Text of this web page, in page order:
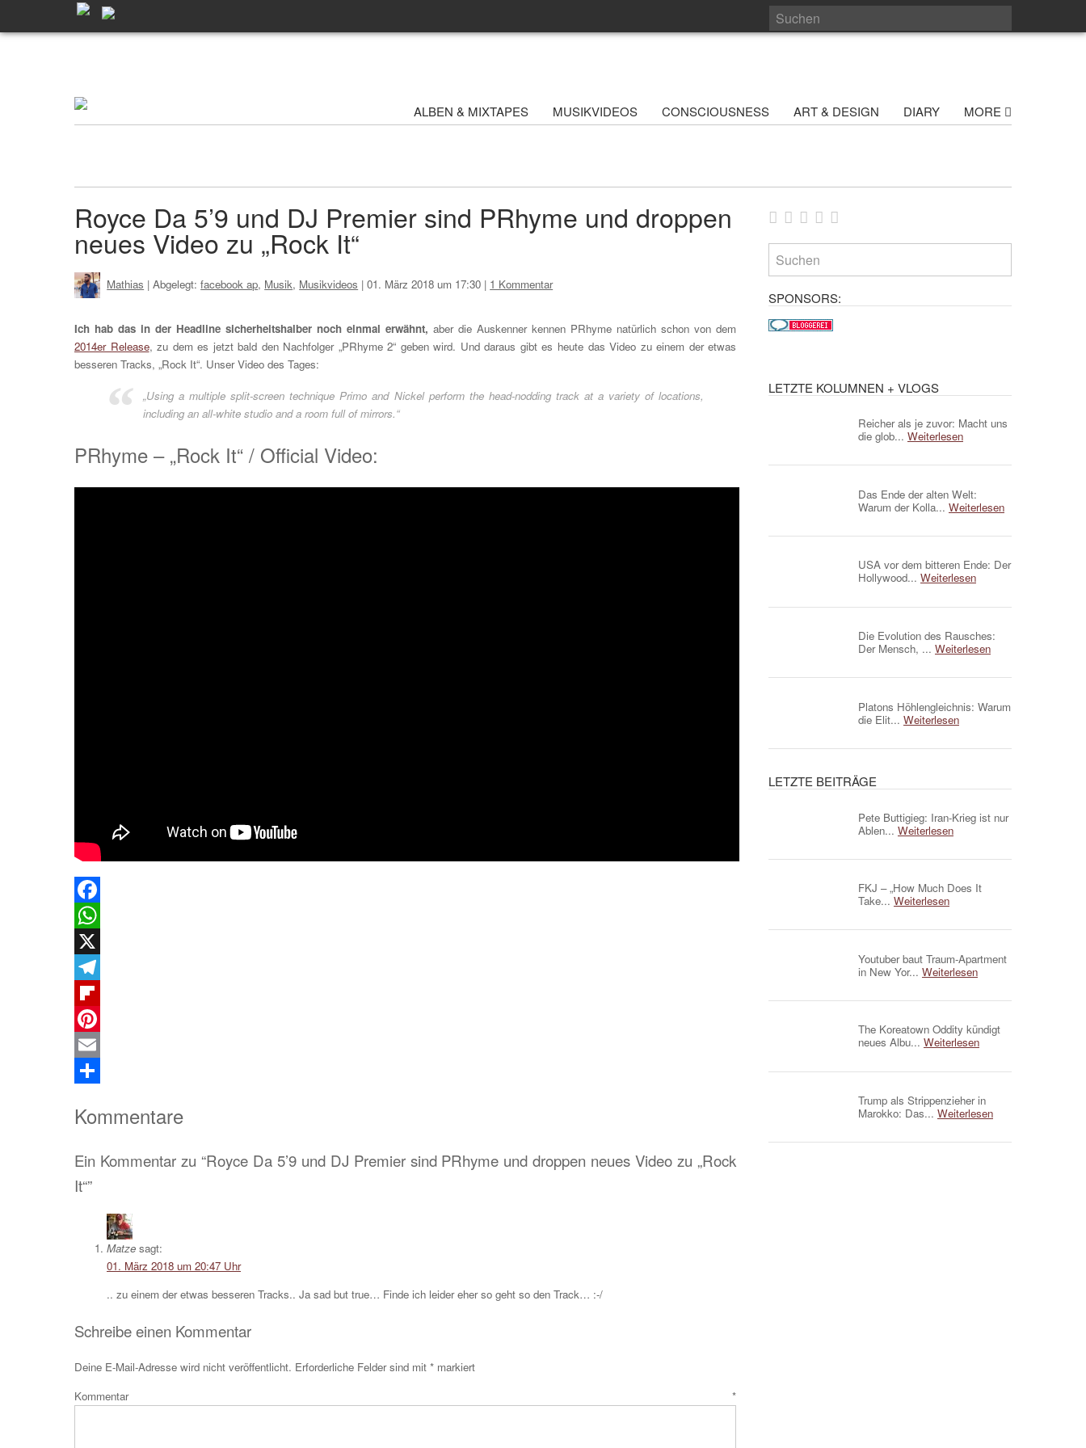
ALBEN & MIXTAPES MUSIKVIDEOS CONSCIOUSNESS ART & DESIGN DIARY MORE
Royce Da 5’9 und DJ Premier sind PRhyme und droppen
neues Video zu „Rock It“
Mathias | Abgelegt:facebook ap, Musik, Musikvideos |01. März 2018 um 17:30 | 1 Kommentar
Ich hab das in der Headline sicherheitshalber noch einmal erwähnt, aber die Auskenner kennen PRhyme natürlich schon von dem
2014er Release, zu dem es jetzt bald den Nachfolger „PRhyme 2“ geben wird. Und daraus gibt es heute das Video zu einem der etwas
besseren Tracks, „Rock It“. Unser Video des Tages:
„Using a multiple split-screen technique Primo and Nickel perform the head-nodding track at a variety of locations,
including an all-white studio and a room full of mirrors.“
PRhyme – „Rock It“ / Official Video:
Facebook
WhatsApp
X
Telegram
Flipboard
Pinterest
Email
Kommentare
Ein Kommentar zu “Royce Da 5’9 und DJ Premier sind PRhyme und droppen neues Video zu „Rock
It“”
Matze sagt:
01. März 2018 um 20:47 Uhr
.. zu einem der etwas besseren Tracks.. Ja sad but true… Finde ich leider eher so geht so den Track… :-/
Schreibe einen Kommentar
Deine E-Mail-Adresse wird nicht veröffentlicht. Erforderliche Felder sind mit * markiert
Kommentar*
SPONSORS:
LETZTE KOLUMNEN + VLOGS
Reicher als je zuvor: Macht uns
die glob... Weiterlesen
Das Ende der alten Welt:
Warum der Kolla... Weiterlesen
USA vor dem bitteren Ende: Der
Hollywood... Weiterlesen
Die Evolution des Rausches:
Der Mensch, ... Weiterlesen
Platons Höhlengleichnis: Warum
die Elit... Weiterlesen
LETZTE BEITRÄGE
Pete Buttigieg: Iran-Krieg ist nur
Ablen... Weiterlesen
FKJ – „How Much Does It
Take... Weiterlesen
Youtuber baut Traum-Apartment
in New Yor... Weiterlesen
The Koreatown Oddity kündigt
neues Albu... Weiterlesen
Trump als Strippenzieher in
Marokko: Das... Weiterlesen